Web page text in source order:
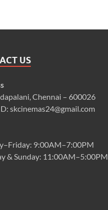
US
Chennai – 600026
skcinemas24@gmail.com
9:00AM–7:00PM
& Sunday: 11:00AM–5:00PM